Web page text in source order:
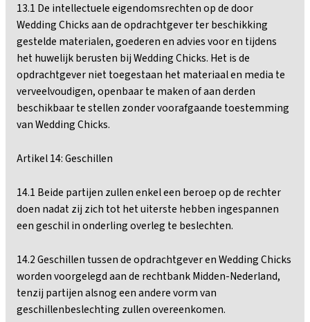
13.1 De intellectuele eigendomsrechten op de door
Wedding Chicks aan de opdrachtgever ter beschikking
gestelde materialen, goederen en advies voor en tijdens
het huwelijk berusten bij Wedding Chicks. Het is de
opdrachtgever niet toegestaan het materiaal en media te
verveelvoudigen, openbaar te maken of aan derden
beschikbaar te stellen zonder voorafgaande toestemming
van Wedding Chicks.
Artikel 14: Geschillen
14.1 Beide partijen zullen enkel een beroep op de rechter
doen nadat zij zich tot het uiterste hebben ingespannen
een geschil in onderling overleg te beslechten.
14.2 Geschillen tussen de opdrachtgever en Wedding Chicks
worden voorgelegd aan de rechtbank Midden-Nederland,
tenzij partijen alsnog een andere vorm van
geschillenbeslechting zullen overeenkomen.